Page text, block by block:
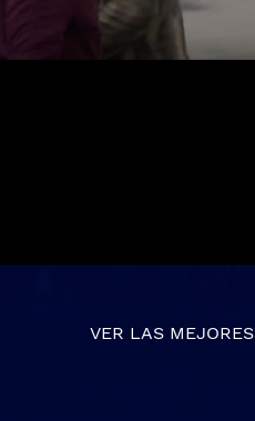
VER LAS MEJORES